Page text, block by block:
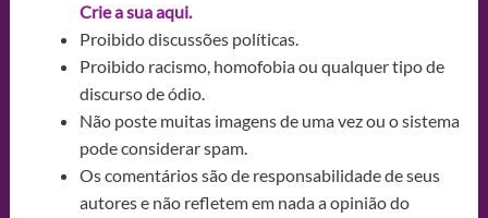
Crie a sua aqui.
Proibido discussões políticas.
Proibido racismo, homofobia ou qualquer tipo de
discurso de ódio.
Não poste muitas imagens de uma vez ou o sistema
pode considerar spam.
Os comentários são de responsabilidade de seus
autores e não refletem em nada a opinião do